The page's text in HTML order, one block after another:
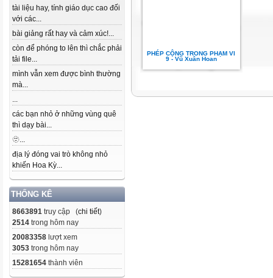
tài liệu hay, tính giáo dục cao đối
với các...
bài giảng rất hay và cảm xúc!...
còn để phóng to lên thì chắc phải
tải file...
mình vẫn xem được bình thường
mà...
...
các bạn nhỏ ở những vùng quê
thì dạy bài...
🫥...
địa lý đóng vai trò không nhỏ
khiến Hoa Kỳ...
THỐNG KÊ
8663891 truy cập (chi tiết)
2514 trong hôm nay
20083358 lượt xem
3053 trong hôm nay
15281654 thành viên
PHÉP CỘNG TRONG PHẠM VI
9 - Vũ Xuân Hoan